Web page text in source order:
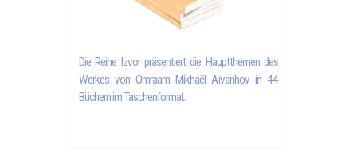
Die Reihe Izvor präsentiert die Hauptthemen des
Werkes von Omraam Mikhaël Aïvanhov in 44
Büchern im Taschenformat.